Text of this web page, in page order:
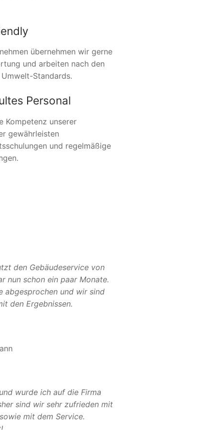
übernehmen wir gerne
und arbeiten nach den
Standards.
Personal
Kompetenz unserer
gewährleisten
und regelmäßige
den Gebäudeservice von
nun schon ein paar Monate.
abgesprochen und wir sind
den Ergebnissen.
wurde ich auf die Firma
sind wir sehr zufrieden mit
mit dem Service.